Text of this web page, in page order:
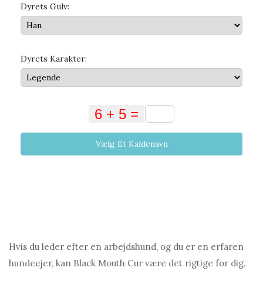
Dyrets Gulv:
Dyrets Karakter:
Vælg Et Kaldenavn
Hvis du leder efter en arbejdshund, og du er en erfaren
hundeejer, kan Black Mouth Cur være det rigtige for dig.